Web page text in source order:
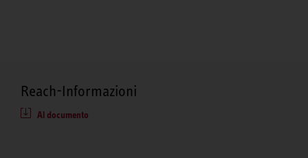
Reach-Informazioni
Al documento